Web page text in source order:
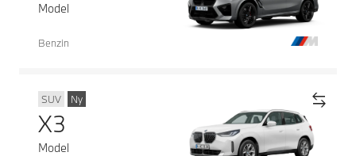
Model
Benzin
SUV Ny
X3
Model